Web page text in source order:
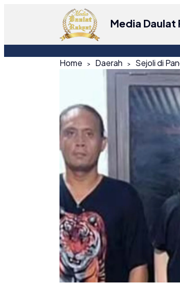
Media Daulat
Home
Daerah